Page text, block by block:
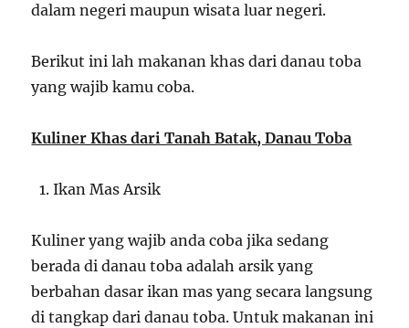
dalam negeri maupun wisata luar negeri.
Berikut ini lah makanan khas dari danau toba
yang wajib kamu coba.
Kuliner Khas dari Tanah Batak, Danau Toba
Ikan Mas Arsik
Kuliner yang wajib anda coba jika sedang
berada di danau toba adalah arsik yang
berbahan dasar ikan mas yang secara langsung
di tangkap dari danau toba. Untuk makanan ini